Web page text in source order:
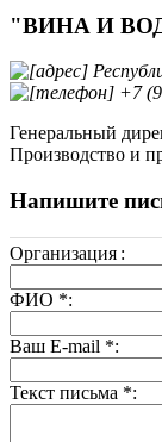
"ВИНА И
+7
Генеральный
Производство и
Напишите
Организация :
ФИО *:
Ваш E-mail *:
Текст письма *: